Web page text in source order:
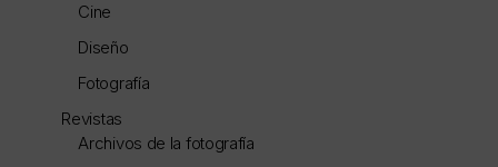
Cine
Diseño
Fotografía
Revistas
Archivos de la fotografía